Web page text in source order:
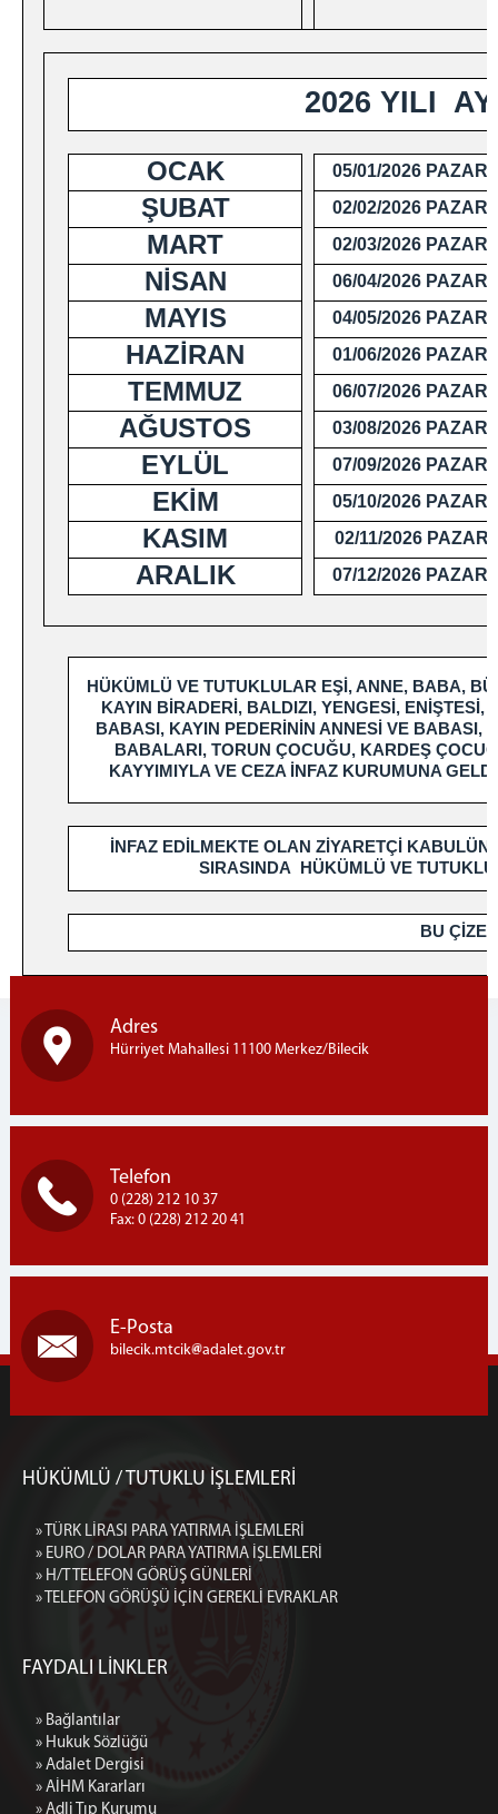
2026 YILI
OCAK 05/01/2026
ŞUBAT 02/02/2026
MART 02/03/2026
NİSAN 06/04/2026
MAYIS 04/05/2026
HAZİRAN 01/06/2026
TEMMUZ 06/07/2026
AĞUSTOS 03/08/2026
EYLÜL 07/09/2026
EKİM 05/10/2026
KASIM 02/11/2026
ARALIK 07/12/2026
HÜKÜMLÜ VE TUTUKLULAR EŞİ, ANNE, BABA,
KAYIN BİRADERİ, BALDIZI, YENGESİ, ENİŞTESİ,
BABASI, KAYIN PEDERİNİN ANNESİ VE BABASI,
BABALARI, TORUN ÇOCUĞU, KARDEŞ
KAYYIMIYLA VE CEZA İNFAZ KURUMUNA
İNFAZ EDİLMEKTE OLAN ZİYARETÇİ
SIRASINDA HÜKÜMLÜ VE
BU ÇİZELGE
Adres
Hürriyet Mahallesi 11100 Merkez/Bilecik
Telefon
0 (228) 212 10 37
Fax: 0 (228) 212 20 41
E-Posta
bilecik.mtcik adalet.gov.tr
HÜKÜMLÜ / TUTUKLU İŞLEMLERİ
» TÜRK LİRASI PARA YATIRMA İŞLEMLERİ
» EURO / DOLAR PARA YATIRMA İŞLEMLERİ
» H/T TELEFON GÖRÜŞ GÜNLERİ
» TELEFON GÖRÜŞÜ İÇİN GEREKLİ EVRAKLAR
FAYDALI LİNKLER
» Bağlantılar
» Hukuk Sözlüğü
» Adalet Dergisi
» AİHM Kararları
» Adli Tıp Kurumu